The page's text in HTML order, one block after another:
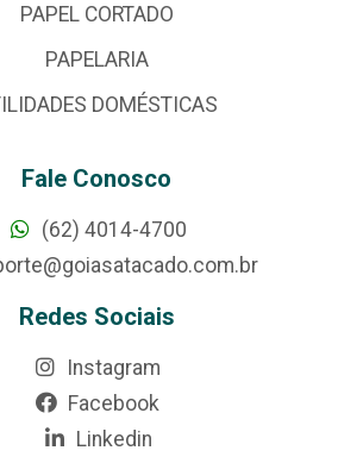
PAPEL CORTADO
PAPELARIA
DOMÉSTICAS
Fale Conosco
(62) 4014-4700
Redes Sociais
Instagram
Facebook
Linkedin